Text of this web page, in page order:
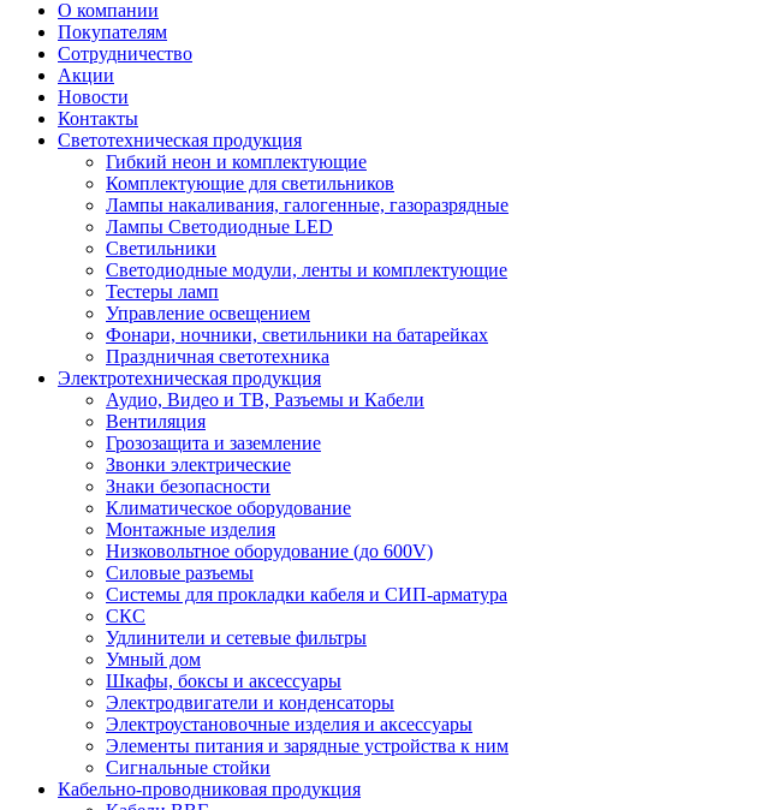
О компании
Покупателям
Сотрудничество
Акции
Новости
Контакты
Светотехническая продукция
Гибкий неон и комплектующие
Комплектующие для светильников
Лампы накаливания, галогенные, газоразрядные
Лампы Светодиодные LED
Светильники
Светодиодные модули, ленты и комплектующие
Тестеры ламп
Управление освещением
Фонари, ночники, светильники на батарейках
Праздничная светотехника
Электротехническая продукция
Аудио, Видео и ТВ, Разъемы и Кабели
Вентиляция
Грозозащита и заземление
Звонки электрические
Знаки безопасности
Климатическое оборудование
Монтажные изделия
Низковольтное оборудование (до 600V)
Силовые разъемы
Системы для прокладки кабеля и СИП-арматура
СКС
Удлинители и сетевые фильтры
Умный дом
Шкафы, боксы и аксессуары
Электродвигатели и конденсаторы
Электроустановочные изделия и аксессуары
Элементы питания и зарядные устройства к ним
Сигнальные стойки
Кабельно-проводниковая продукция